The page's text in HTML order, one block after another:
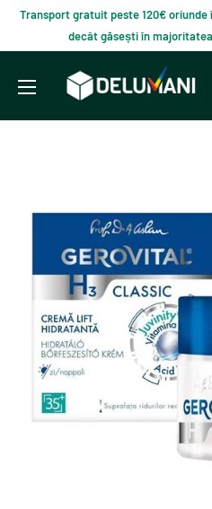
continut
Transport gratuit peste 120€ oriunde
decât găsești în
Delumani
Magazin